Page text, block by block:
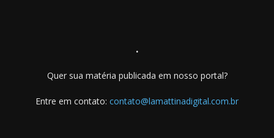
.
Quer sua matéria publicada em nosso portal?
Entre em contato: contato@lamattinadigital.com.br